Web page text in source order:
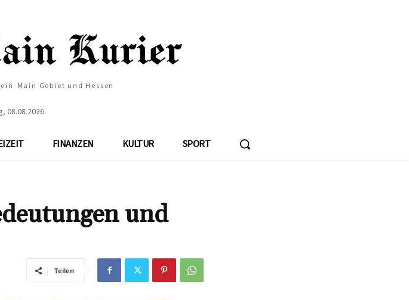
Main Gebiet und Hessen
08.08.2026
FINANZEN KULTUR SPORT
und
Teilen